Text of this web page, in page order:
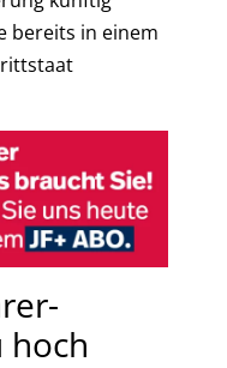
bereits in einem
hoch